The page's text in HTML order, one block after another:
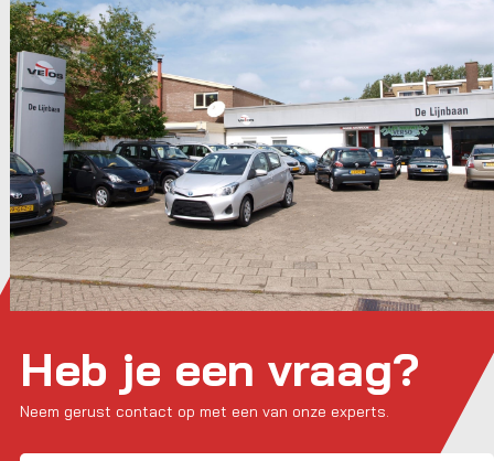
Heb je een vraag?
Neem gerust contact op met een van onze experts.